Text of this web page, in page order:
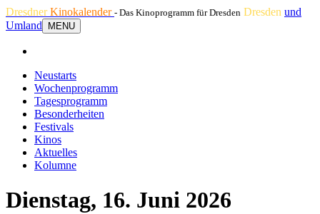
DresdnerKinokalender - Das Kinoprogramm für Dresden Dresden und
Umland
MENU
Neustarts
Wochenprogramm
Tagesprogramm
Besonderheiten
Festivals
Kinos
Aktuelles
Kolumne
Dienstag, 16. Juni 2026